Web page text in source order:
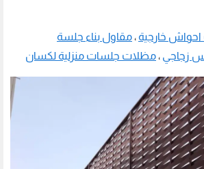
خارجية ،مقاول بناء جلسة
زجاجي ،مظلات جلسات منزلية لكسان